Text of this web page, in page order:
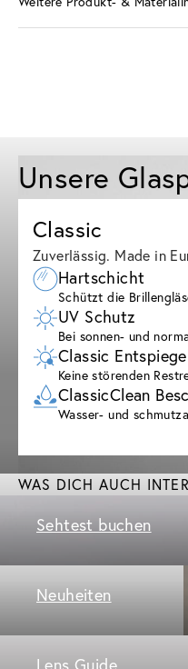
Unsere
Classic
Zuverlässig. Made in
Hartschicht
Schützt die
UV Schutz
Bei sonnen- und
Classic
Keine störenden
ClassicClean
Wasser- und
WAS DICH AUCH
Sehtest buchen
Neuheiten
Lens Guide